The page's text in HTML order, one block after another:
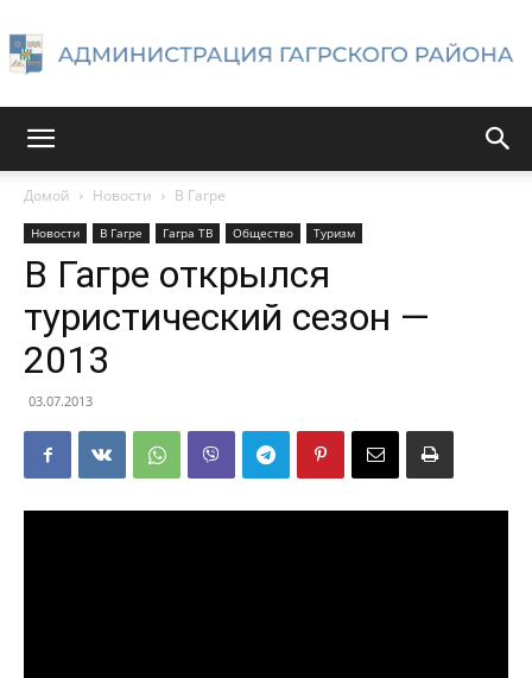
Гагрского
Домой Новости В Гагре
Новости В Гагре Гагра ТВ Общество Туризм
В Гагре открылся
туристический сезон —
2013
03.07.2013